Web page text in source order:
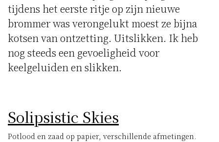
tijdens het eerste ritje op zijn nieuwe
brommer was verongelukt moest ze bijna
kotsen van ontzetting. Uitslikken. Ik heb
nog steeds een gevoeligheid voor
keelgeluiden en slikken.
Solipsistic Skies
Potlood en zaad op papier, verschillende afmetingen.